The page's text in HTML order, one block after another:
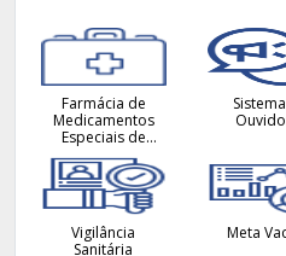
Farmácia de
Medicamentos
Especiais de
Sobral
Vigilância
Sanitária
Meta